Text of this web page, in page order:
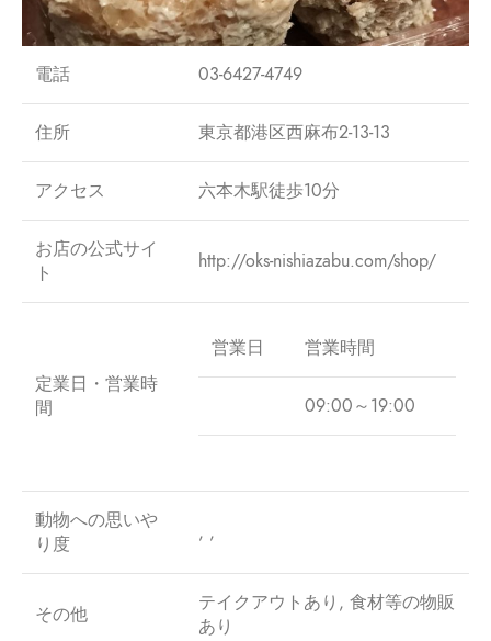
電話 03-6427-4749
住所 東京都港区西麻布2-13-13
アクセス 六本木駅徒歩10分
お店の公式サイ
ト
http://oks-nishiazabu.com/shop/
定業日・営業時
間
営業日 営業時間
09:00～19:00
動物への思いや
り度
, ,
その他
テイクアウトあり, 食材等の物販
あり